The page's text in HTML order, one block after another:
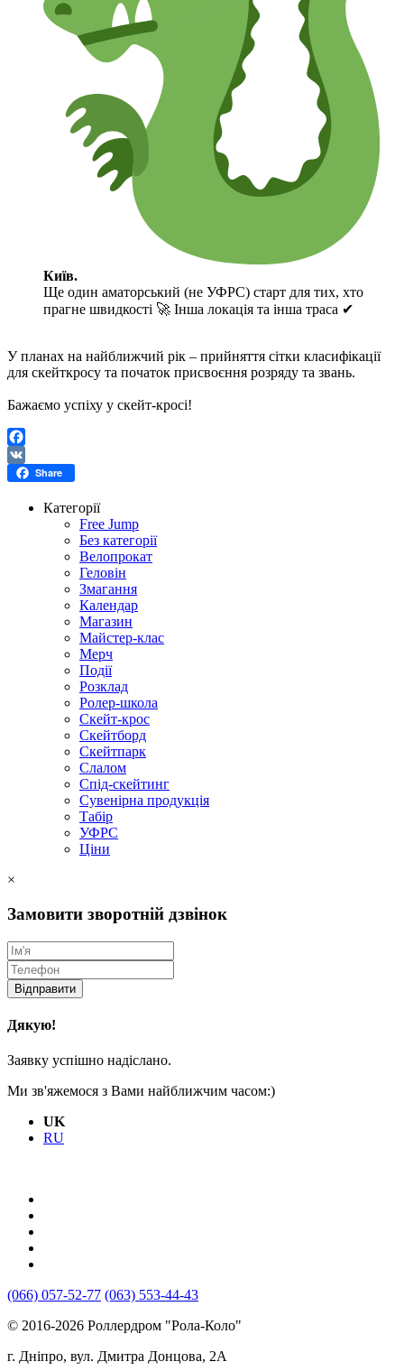
Київ.
Ще один аматорський (не УФРС) старт для тих, хто
прагне швидкості 🚀 Інша локація та інша траса ✔
У планах на найближчий рік – прийняття сітки класифікації
для скейткросу та початок присвоєння розряду та звань.
Бажаємо успіху у скейт-кросі!
Facebook
VK Share
Категорії
Free Jump
Без категорії
Велопрокат
Геловін
Змагання
Календар
Магазин
Майстер-клас
Мерч
Події
Розклад
Ролер-школа
Скейт-крос
Скейтборд
Скейтпарк
Слалом
Спід-скейтинг
Сувенірна продукція
Табір
УФРС
Ціни
×
Замовити зворотній дзвінок
Відправити
Дякую!
Заявку успішно надіслано.
Ми зв'яжемося з Вами найближчим часом:)
UK
RU
(066) 057-52-77 (063) 553-44-43
© 2016-2026 Роллердром "Рола-Коло"
г. Дніпро, вул. Дмитра Донцова, 2A